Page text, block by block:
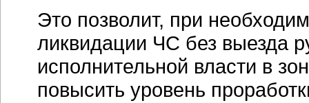
Это позволит, при
ликвидации ЧС без выезда
исполнительной власти в
повысить уровень